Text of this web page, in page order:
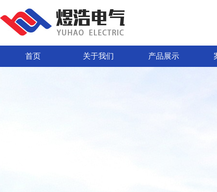
首页 关于我们 产品展示